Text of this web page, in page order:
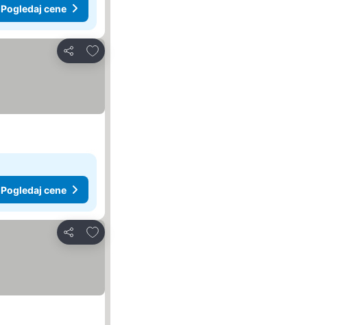
Pogledaj cene
Deli
Dodati u favorite
Pogledaj cene
Deli
Dodati u favorite